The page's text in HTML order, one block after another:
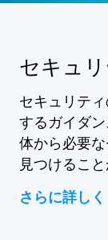
セキュ
セキュリテ
するガイダ
体から必要
見つけること
さらに詳しく